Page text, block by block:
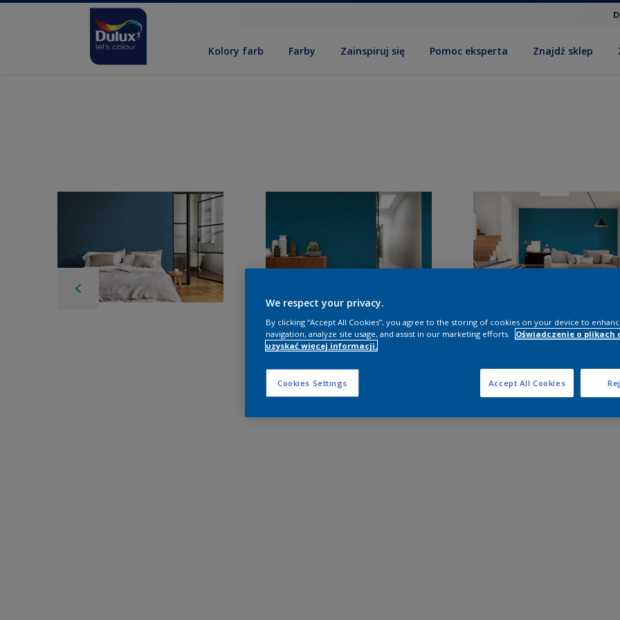
Kolory farb Farby Zainspiruj się Pomoc eksperta Znajdź sklep
We respect your privacy.
By clicking “Accept All Cookies”, you agree to the storing of cookies on your device to
navigation, analyze site usage, and assist in our marketing efforts.
Oświadczenie o plikach
uzyskać więcej informacji.
Cookies Settings Accept All Cookies